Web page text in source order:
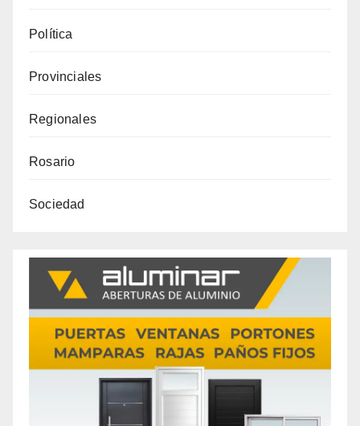
Política
Provinciales
Regionales
Rosario
Sociedad